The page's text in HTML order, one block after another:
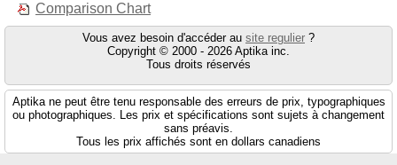
Comparison Chart
Vous avez besoin d'accéder au site regulier ?
Copyright © 2000 - 2026 Aptika inc.
Tous droits réservés
Aptika ne peut être tenu responsable des erreurs de prix, typographiques
ou photographiques. Les prix et spécifications sont sujets à changement
sans préavis.
Tous les prix affichés sont en dollars canadiens